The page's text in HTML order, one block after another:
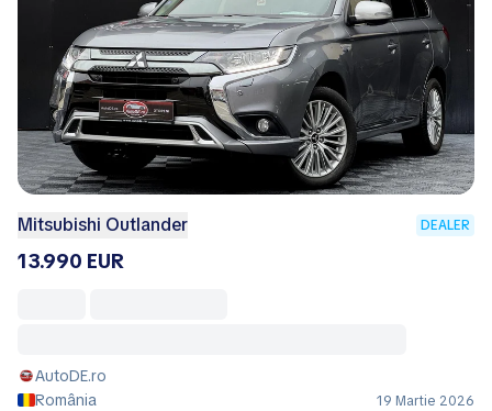
Mitsubishi Outlander DEALER
13.990 EUR
AutoDE.ro
România
19 Martie 2026